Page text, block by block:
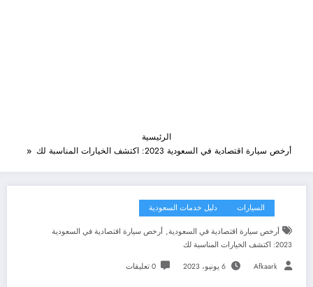
الرئيسية
أرخص سيارة اقتصادية في السعودية 2023: اكتشف الخيارات المناسبة لك
السيارات دليل خدمات السعودية
أرخص سيارة اقتصادية في السعودية, أرخص سيارة اقتصادية في السعودية
2023: اكتشف الخيارات المناسبة لك
Afkaark 6 يونيو، 2023 0 تعليقات